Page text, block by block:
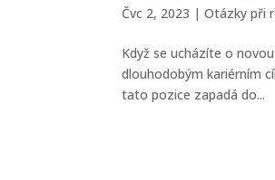
Čvc 2, 2023 |Otázky při
Když se ucházíte o
dlouhodobým kariérním
tato pozice zapadá do...